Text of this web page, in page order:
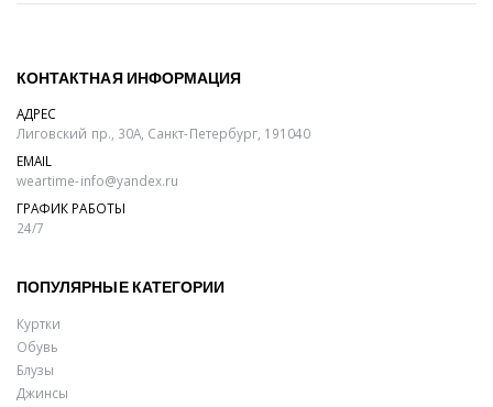
КОНТАКТНАЯ ИНФОРМАЦИЯ
АДРЕС
Лиговский пр., 30А, Санкт-Петербург, 191040
EMAIL
weartime-info@yandex.ru
ГРАФИК РАБОТЫ
24/7
ПОПУЛЯРНЫЕ КАТЕГОРИИ
Куртки
Обувь
Блузы
Джинсы